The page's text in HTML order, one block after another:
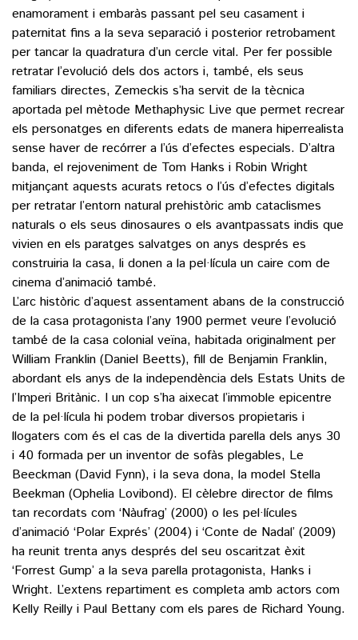
enamorament i embaràs passant pel seu casament i
paternitat fins a la seva separació i posterior retrobament
per tancar la quadratura d’un cercle vital. Per fer possible
retratar l’evolució dels dos actors i, també, els seus
familiars directes, Zemeckis s’ha servit de la tècnica
aportada pel mètode Methaphysic Live que permet recrear
els personatges en diferents edats de manera hiperrealista
sense haver de recórrer a l’ús d’efectes especials. D’altra
banda, el rejoveniment de Tom Hanks i Robin Wright
mitjançant aquests acurats retocs o l’ús d’efectes digitals
per retratar l’entorn natural prehistòric amb cataclismes
naturals o els seus dinosaures o els avantpassats indis que
vivien en els paratges salvatges on anys després es
construiria la casa, li donen a la pel·lícula un caire com de
cinema d’animació també.
L’arc històric d’aquest assentament abans de la construcció
de la casa protagonista l’any 1900 permet veure l’evolució
també de la casa colonial veïna, habitada originalment per
William Franklin (Daniel Beetts), fill de Benjamin Franklin,
abordant els anys de la independència dels Estats Units de
l’Imperi Britànic. I un cop s’ha aixecat l’immoble epicentre
de la pel·lícula hi podem trobar diversos propietaris i
llogaters com és el cas de la divertida parella dels anys 30
i 40 formada per un inventor de sofàs plegables, Le
Beeckman (David Fynn), i la seva dona, la model Stella
Beekman (Ophelia Lovibond). El cèlebre director de films
tan recordats com ‘Nàufrag’ (2000) o les pel·lícules
d’animació ‘Polar Exprés’ (2004) i ‘Conte de Nadal’ (2009)
ha reunit trenta anys després del seu oscaritzat èxit
‘Forrest Gump’ a la seva parella protagonista, Hanks i
Wright. L’extens repartiment es completa amb actors com
Kelly Reilly i Paul Bettany com els pares de Richard Young.